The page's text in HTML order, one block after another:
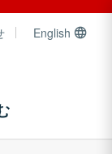
English